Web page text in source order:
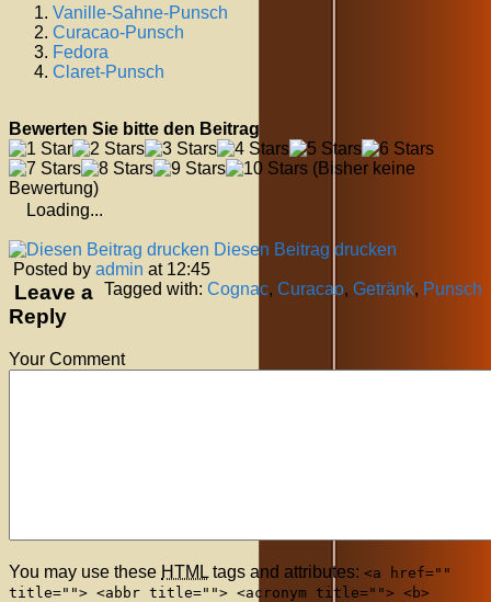
Vanille-Sahne-Punsch
Curacao-Punsch
Fedora
Claret-Punsch
Bewerten Sie bitte den Beitrag
(Bisher keine
Bewertung)
Loading...
Diesen Beitrag drucken
Posted by admin at 12:45
Tagged with: Cognac, Curacao, Getränk, Punsch
Leave a
Reply
Your Comment
You may use these HTML tags and attributes: <a href=""
title=""> <abbr title=""> <acronym title=""> <b>